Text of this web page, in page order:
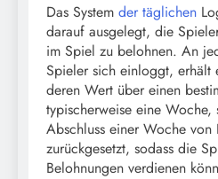
Das System der täglichen
darauf ausgelegt, die
im Spiel zu belohnen. An
Spieler sich einloggt, erhält
deren Wert über einen
typischerweise eine
Abschluss einer Woche
zurückgesetzt, sodass die
Belohnungen verdienen